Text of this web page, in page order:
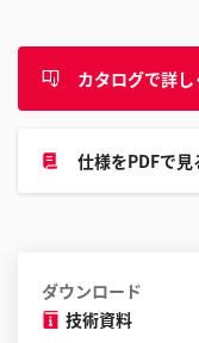
カタログで詳し
仕様をPDFで見
ダウンロード
技術資料